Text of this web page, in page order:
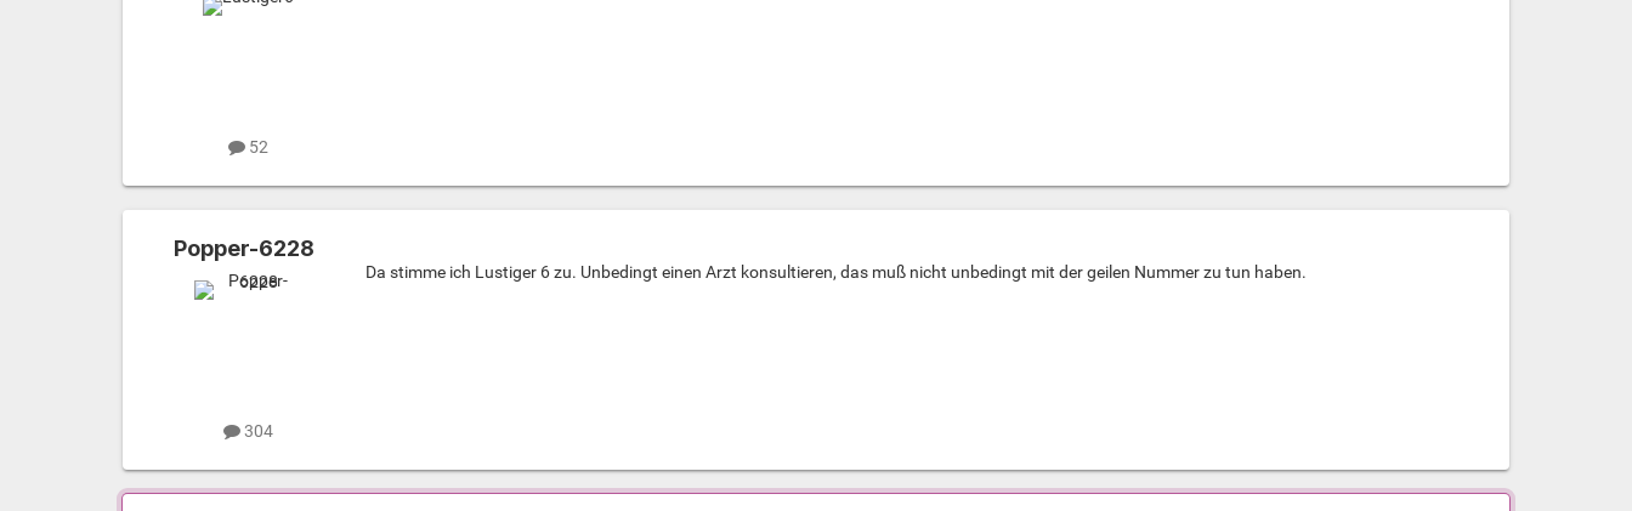
52
Popper-6228
304
Da stimme ich Lustiger 6 zu. Unbedingt einen Arzt konsultieren, das muß nicht unbedingt mit der geilen Nummer zu tun haben.